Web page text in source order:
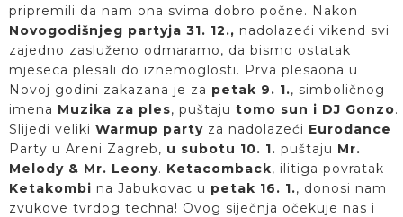
pripremili da nam ona svima dobro počne. Nakon
Novogodišnjeg partyja 31. 12., nadolazeći vikend svi
zajedno zasluženo odmaramo, da bismo ostatak
mjeseca plesali do iznemoglosti. Prva plesaona u
Novoj godini zakazana je za petak 9. 1., simboličnog
imena Muzika za ples, puštaju tomo sun i DJ Gonzo.
Slijedi veliki Warmup party za nadolazeći Eurodance
Party u Areni Zagreb, u subotu 10. 1. puštaju Mr.
Melody & Mr. Leony. Ketacomback, ilitiga povratak
Ketakombi na Jabukovac u petak 16. 1., donosi nam
zvukove tvrdog techna! Ovog siječnja očekuje nas i